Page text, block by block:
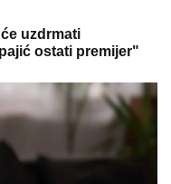
uzdrmati
ostati premijer"